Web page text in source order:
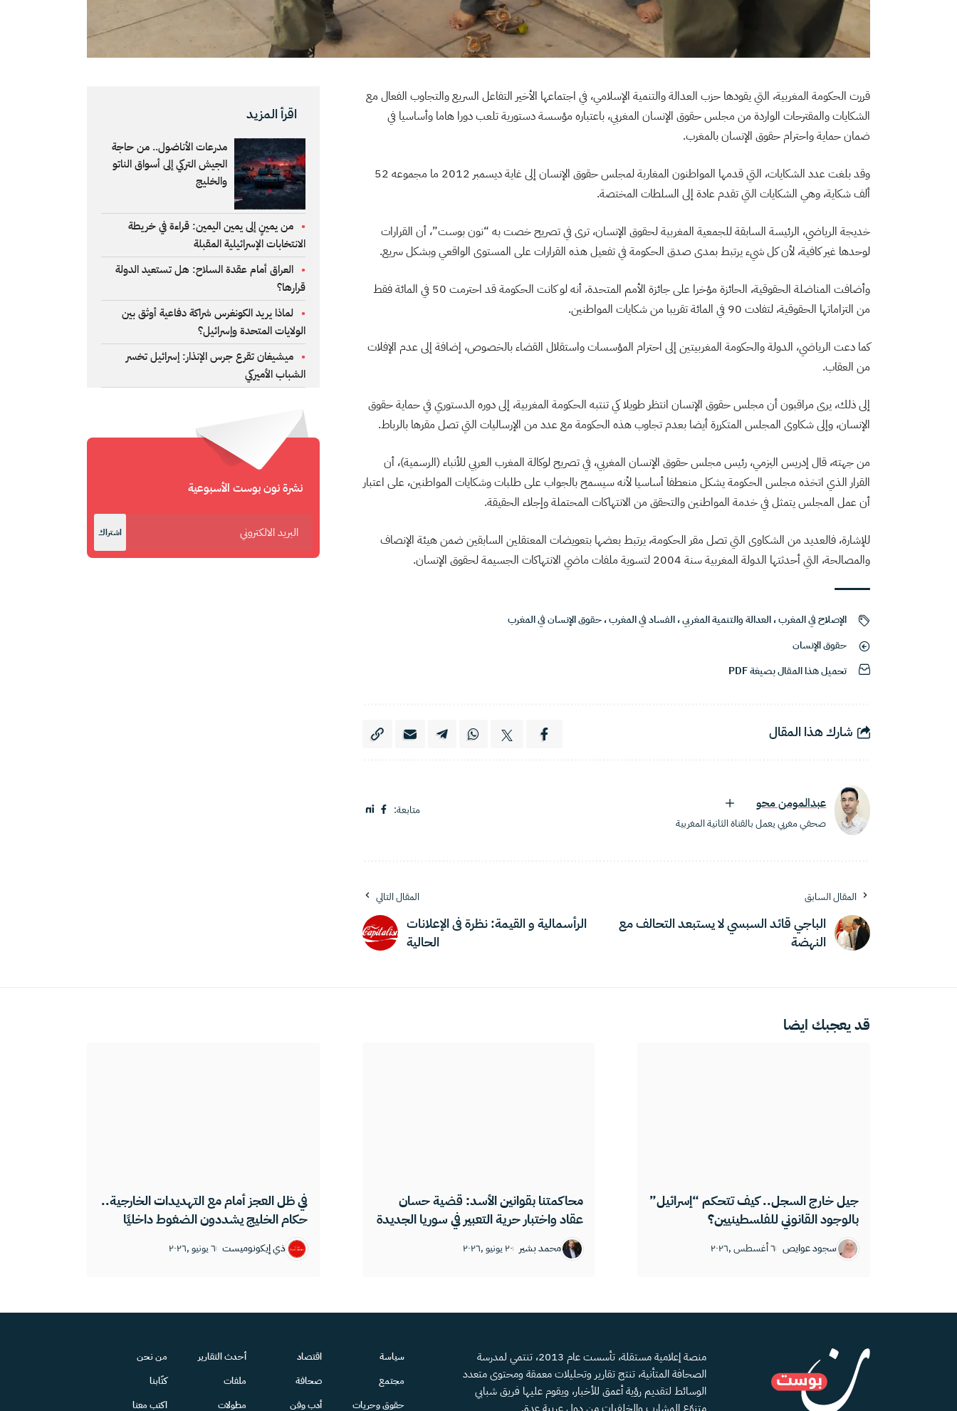
قررت الحكومة المغربية، التي يقودها حزب العدالة والتنمية الإسلامي، في اجتماعها الأخير التفاعل السريع والتجاوب الفعال مع
الشكايات والمقترحات الواردة من مجلس حقوق الإنسان المغربي، باعتباره مؤسسة دستورية تلعب دورا هاما وأساسيا في
ضمان حماية واحترام حقوق الإنسان بالمغرب.
وقد بلغت عدد الشكايات، التي قدمها المواطنون المغاربة لمجلس حقوق الإنسان إلى غاية ديسمبر 2012 ما مجموعه 52
ألف شكاية، وهي الشكايات التي تقدم عادة إلى السلطات المختصة.
خديجة الرياضي، الرئيسة السابقة للجمعية المغربية لحقوق الإنسان، ترى في تصريح خصت به “نون بوست”، أن القرارات
لوحدها غير كافية، لأن كل شيء يرتبط بمدى صدق الحكومة في تفعيل هذه القرارات على المستوى الواقعي وبشكل سريع.
وأضافت المناضلة الحقوقية، الحائزة مؤخرا على جائزة الأمم المتحدة، أنه لو كانت الحكومة قد احترمت 50 في المائة فقط
من التزاماتها الحقوقية، لتفادت 90 في المائة تقريبا من شكايات المواطنين.
كما دعت الرياضي، الدولة والحكومة المغربيتين إلى احترام المؤسسات واستقلال القضاء بالخصوص، إضافة إلى عدم الإفلات
من العقاب.
إلى ذلك، يرى مراقبون أن مجلس حقوق الإنسان انتظر طويلا كي تنتبه الحكومة المغربية، إلى دوره الدستوري في حماية حقوق
الإنسان، وإلى شكاوى المجلس المتكررة أيضا بعدم تجاوب هذه الحكومة مع عدد من الإرساليات التي تصل مقرها بالرباط.
من جهته، قال إدريس اليزمي، رئيس مجلس حقوق الإنسان المغربي، في تصريح لوكالة المغرب العربي للأنباء (الرسمية)، أن
القرار الذي اتخذه مجلس الحكومة يشكل منعطفا أساسيا لأنه سيسمح بالجواب على طلبات وشكايات المواطنين، على اعتبار
أن عمل المجلس يتمثل في خدمة المواطنين والتحقق من الانتهاكات المحتملة وإجلاء الحقيقة.
للإشارة، فالعديد من الشكاوى التي تصل مقر الحكومة، يرتبط بعضها بتعويضات المعتقلين السابقين ضمن هيئة الإنصاف
والمصالحة، التي أحدثتها الدولة المغربية سنة 2004 لتسوية ملفات ماضي الانتهاكات الجسيمة لحقوق الإنسان.
الإصلاح في المغرب،العدالة والتنمية المغربي،الفساد في المغرب،حقوق الإنسان في المغرب
حقوق الإنسان
تحميل هذا المقال بصيغة PDF
شارك هذا المقال
عبدالمومن محو
صحفي مغربي يعمل بالقناة الثانية المغربية
متابعة:
المقال السابق
الباجي قائد السبسي لا يستبعد التحالف مع
النهضة
المقال التالي
الرأسمالية و القيمة: نظرة فى الإعلانات
الحالية
اقرأ المزيد
مدرعات الأناضول.. من حاجة
الجيش التركي إلى أسواق الناتو
والخليج
من يمينٍ إلى يمين اليمين: قراءة في خريطة
الانتخابات الإسرائيلية المقبلة
العراق أمام عقدة السلاح: هل تستعيد الدولة
قرارها؟
لماذا يريد الكونغرس شراكة دفاعية أوثق بين
الولايات المتحدة وإسرائيل؟
ميشيغان تقرع جرس الإنذار: إسرائيل تخسر
الشباب الأميركي
نشرة نون بوست الأسبوعية
اشتراك
قد يعجبك ايضا
جيل خارج السجل.. كيف تتحكم “إسرائيل”
بالوجود القانوني للفلسطينيين؟
سجود عوايص ٦ أغسطس ,٢٠٢٦
محاكمتنا بقوانين الأسد: قضية حسان
عقاد واختبار حرية التعبير في سوريا الجديدة
محمد بشير ٢٠ يونيو ,٢٠٢٦
في ظل العجز أمام مع التهديدات الخارجية..
حكام الخليج يشددون الضغوط داخليًا
ذي إيكونوميست ٦ يونيو ,٢٠٢٦
منصة إعلامية مستقلة، تأسست عام 2013، تنتمي لمدرسة
الصحافة المتأنية، تنتج تقارير وتحليلات معمقة ومحتوى متعدد
الوسائط لتقديم رؤية أعمق للأخبار، ويقوم عليها فريق شبابي
سياسة
مجتمع
حقوق وحريات
اقتصاد
صحافة
أدب وفن
أحدث التقارير
ملفات
مطولات
من نحن
كتّابنا
اكتب معنا